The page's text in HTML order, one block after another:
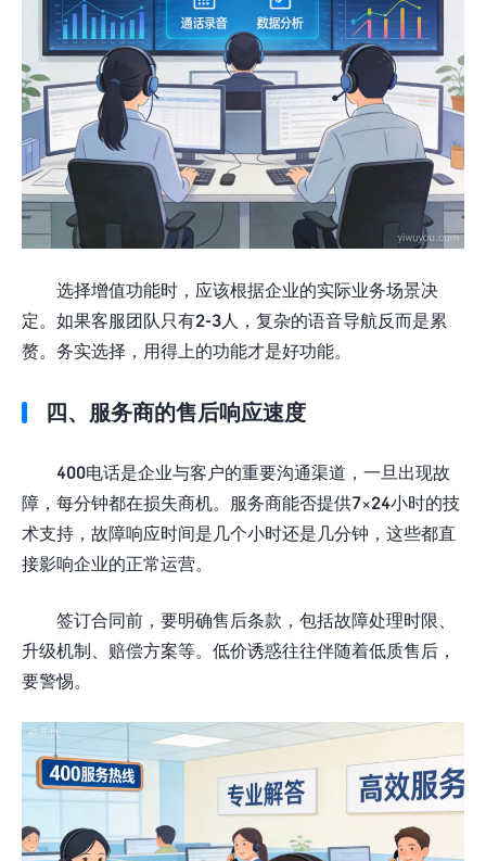
选择增值功能时，应该根据企业的实际业务场景决
定。如果客服团队只有2-3人，复杂的语音导航反而是累
赘。务实选择，用得上的功能才是好功能。
四、服务商的售后响应速度
400电话是企业与客户的重要沟通渠道，一旦出现故
障，每分钟都在损失商机。服务商能否提供7×24小时的技
术支持，故障响应时间是几个小时还是几分钟，这些都直
接影响企业的正常运营。
签订合同前，要明确售后条款，包括故障处理时限、
升级机制、赔偿方案等。低价诱惑往往伴随着低质售后，
要警惕。